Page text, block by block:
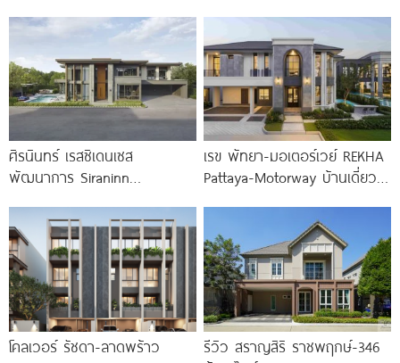
Brighton College
คมฯ ลาดกระบัง และสนามบิน
สุวรรณภูมิ
ศิรนินทร์ เรสซิเดนเซส
พัฒนาการ Siraninn
บ้านเดี่ยวระดับ Super Luxury
เริ่ม
เรข พัทยา-มอเตอร์เวย์ REKHA
Pattaya-Motorway บ้านเดี่ยว
มอเตอร์เวย์ ใกล้นานาชาตชั้นนำ
เริ่ม
โคลเวอร์ รัชดา-ลาดพร้าว
รีวิว สราญสิริ ราชพฤกษ์-346